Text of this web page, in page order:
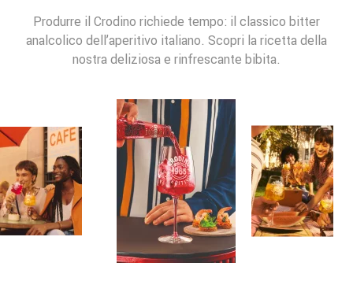
Crodino Rosso
Produrre il Crodino richiede tempo: il classico bitter
analcolico dell’aperitivo italiano. Scopri la ricetta della
nostra deliziosa e rinfrescante bibita.